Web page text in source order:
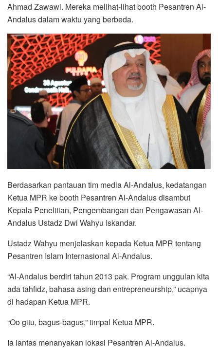
Ahmad Zawawi. Mereka melihat-lihat booth Pesantren Al-
Andalus dalam waktu yang berbeda.
Berdasarkan pantauan tim media Al-Andalus, kedatangan
Ketua MPR ke booth Pesantren Al-Andalus disambut
Kepala Penelitian, Pengembangan dan Pengawasan Al-
Andalus Ustadz Dwi Wahyu Iskandar.
Ustadz Wahyu menjelaskan kepada Ketua MPR tentang
Pesantren Islam Internasional Al-Andalus.
“Al-Andalus berdiri tahun 2013 pak. Program unggulan kita
ada tahfidz, bahasa asing dan entrepreneurship,” ucapnya
di hadapan Ketua MPR.
“Oo gitu, bagus-bagus,” timpal Ketua MPR.
Ia lantas menanyakan lokasi Pesantren Al-Andalus.